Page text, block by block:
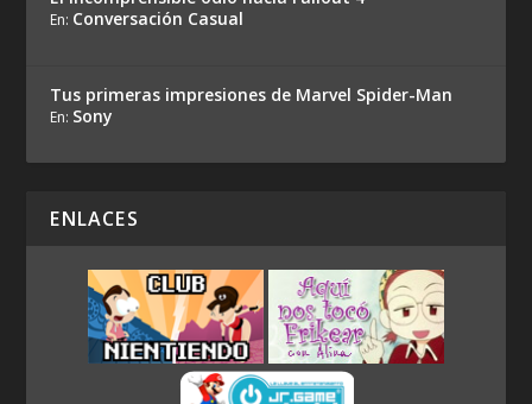
En: Conversación Casual
Tus primeras impresiones de Marvel Spider-Man
En: Sony
ENLACES